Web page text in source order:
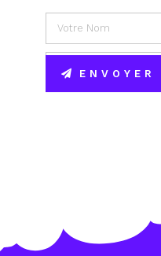
ENVOYER